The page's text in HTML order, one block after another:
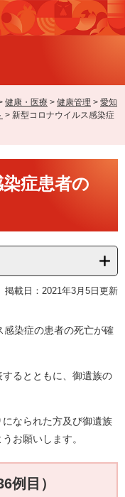
健康・医療 > 健康管理 > 愛知
> 新型コロナウイルス感染症
症患者の
掲載日：2021年3月5日更新
染症の患者の死亡が確
るとともに、御遺族の
なられた方及び御遺族
お願いします。
例目）